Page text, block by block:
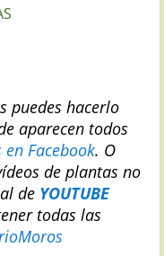
puedes hacerlo
aparecen todos
Facebook. O
de plantas no
de YOUTUBE
todas las